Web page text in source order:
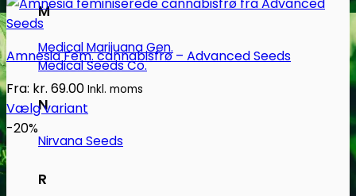
M
Medical Marijuana Gen.
Medical Seeds Co.
N
Nirvana Seeds
R
Amnesia Fem. cannabisfrø – Advanced Seeds
Fra: kr. 69.00 Inkl. moms
Vælg variant
Dette
vare
har
-20%